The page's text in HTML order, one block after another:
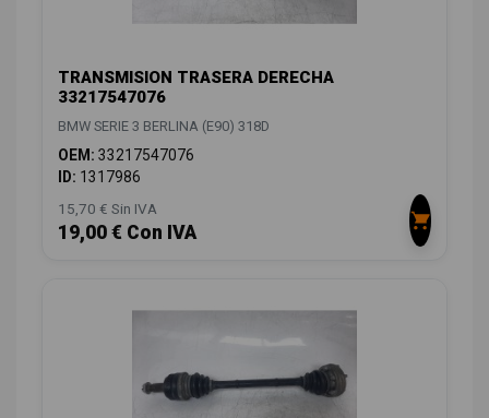
TRANSMISION TRASERA DERECHA
33217547076
BMW SERIE 3 BERLINA (E90) 318D
OEM: 33217547076
ID: 1317986
15,70 € Sin IVA
19,00 € Con IVA